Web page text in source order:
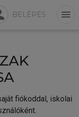
BELÉPÉS menu
fiókoddal, iskolai